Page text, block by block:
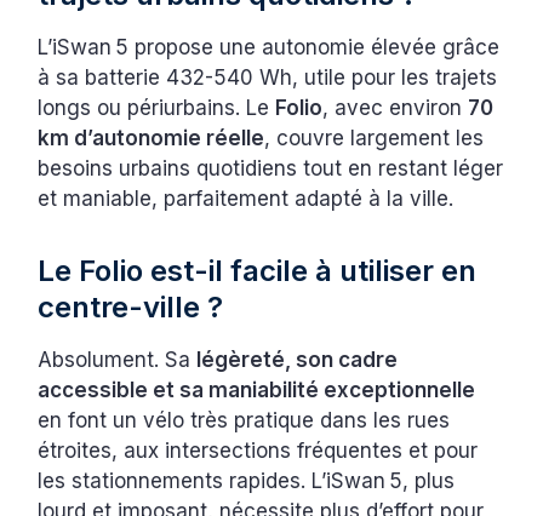
L’iSwan 5 propose une autonomie élevée grâce
à sa batterie 432-540 Wh, utile pour les trajets
longs ou périurbains. Le Folio, avec environ 70
km d’autonomie réelle, couvre largement les
besoins urbains quotidiens tout en restant léger
et maniable, parfaitement adapté à la ville.
Le Folio est-il facile à utiliser en
centre-ville ?
Absolument. Sa légèreté, son cadre
accessible et sa maniabilité exceptionnelle
en font un vélo très pratique dans les rues
étroites, aux intersections fréquentes et pour
les stationnements rapides. L’iSwan 5, plus